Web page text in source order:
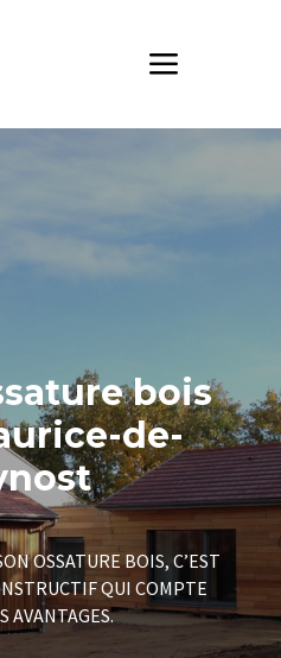
bois
de-
OSSATURE BOIS, C’EST
QUI COMPTE
AVANTAGES.